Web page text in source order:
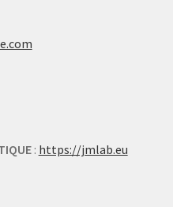
: https://jmlab.eu